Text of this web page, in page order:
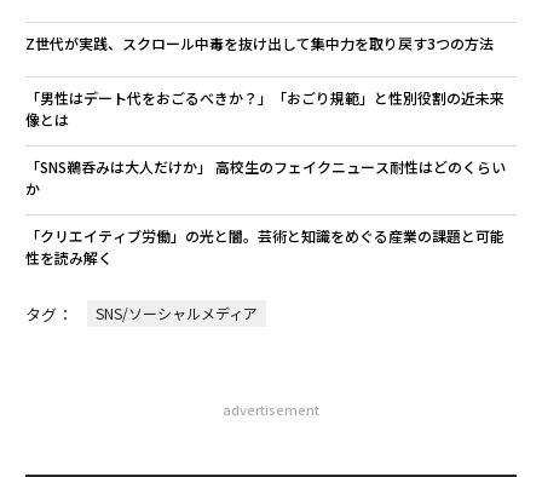
Z世代が実践、スクロール中毒を抜け出して集中力を取り戻す3つの方法
「男性はデート代をおごるべきか？」「おごり規範」と性別役割の近未来
像とは
「SNS鵜呑みは大人だけか」 高校生のフェイクニュース耐性はどのくらい
か
「クリエイティブ労働」の光と闇。芸術と知識をめぐる産業の課題と可能
性を読み解く
タグ： SNS/ソーシャルメディア
advertisement